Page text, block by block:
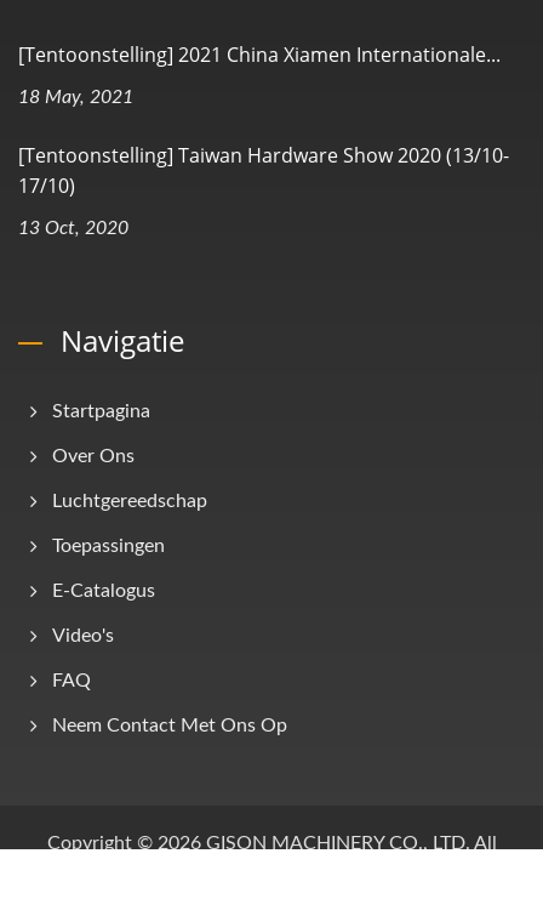
[Tentoonstelling] 2021 China Xiamen Internationale...
18 May, 2021
[Tentoonstelling] Taiwan Hardware Show 2020 (13/10-
17/10)
13 Oct, 2020
Navigatie
Startpagina
Over Ons
Luchtgereedschap
Toepassingen
E-Catalogus
Video's
FAQ
Neem Contact Met Ons Op
Copyright © 2026 GISON MACHINERY CO., LTD. All